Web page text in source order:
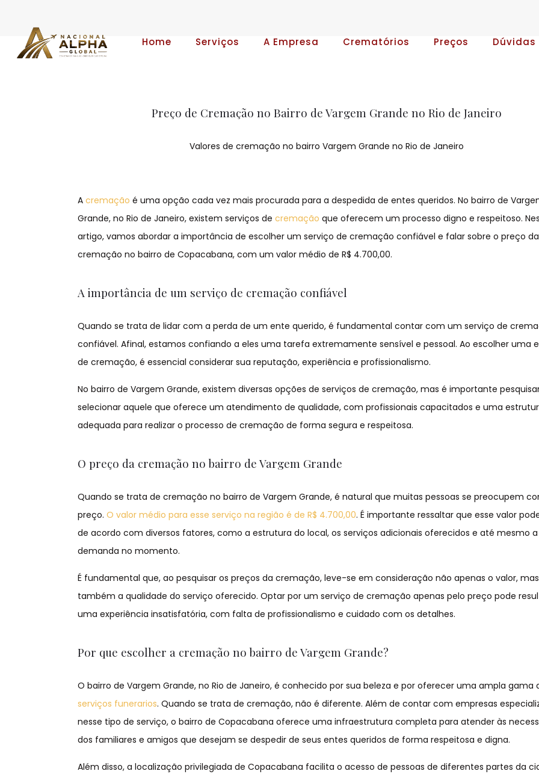
Home Serviços A Empresa Crematórios Preços Dúvidas
Preço de Cremação no Bairro de Vargem Grande no Rio de Janeiro
Valores de cremação no bairro Vargem Grande no Rio de Janeiro
Acremação é uma opção cada vez mais procurada para a despedida de entes queridos. No bairro de
Grande, no Rio de Janeiro, existem serviços decremação que oferecem um processo digno e respeitoso.
artigo, vamos abordar a importância de escolher um serviço de cremação confiável e falar sobre o preço da
cremação no bairro de Copacabana, com um valor médio de R$ 4.700,00.
A importância de um serviço de cremação confiável
Quando se trata de lidar com a perda de um ente querido, é fundamental contar com um serviço de
confiável. Afinal, estamos confiando a eles uma tarefa extremamente sensível e pessoal. Ao escolher uma
de cremação, é essencial considerar sua reputação, experiência e profissionalismo.
No bairro de Vargem Grande, existem diversas opções de serviços de cremação, mas é importante
selecionar aquele que oferece um atendimento de qualidade, com profissionais capacitados e uma
adequada para realizar o processo de cremação de forma segura e respeitosa.
O preço da cremação no bairro de Vargem Grande
Quando se trata de cremação no bairro de Vargem Grande, é natural que muitas pessoas se preocupem
preço.O valor médio para esse serviço na região é de R$ 4.700,00. É importante ressaltar que esse valor
de acordo com diversos fatores, como a estrutura do local, os serviços adicionais oferecidos e até mesmo a
demanda no momento.
É fundamental que, ao pesquisar os preços da cremação, leve-se em consideração não apenas o valor, mas
também a qualidade do serviço oferecido. Optar por um serviço de cremação apenas pelo preço pode
uma experiência insatisfatória, com falta de profissionalismo e cuidado com os detalhes.
Por que escolher a cremação no bairro de Vargem Grande?
O bairro de Vargem Grande, no Rio de Janeiro, é conhecido por sua beleza e por oferecer uma ampla gama
serviços funerarios. Quando se trata de cremação, não é diferente. Além de contar com empresas
nesse tipo de serviço, o bairro de Copacabana oferece uma infraestrutura completa para atender às
dos familiares e amigos que desejam se despedir de seus entes queridos de forma respeitosa e digna.
Além disso, a localização privilegiada de Copacabana facilita o acesso de pessoas de diferentes partes da